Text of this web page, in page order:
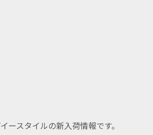
ースタイルの新入荷情報です。